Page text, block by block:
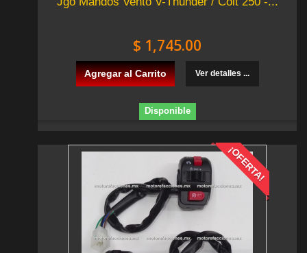
$ 1,745.00
Agregar al Carrito Ver detalles ...
Disponible
¡OFERTA!